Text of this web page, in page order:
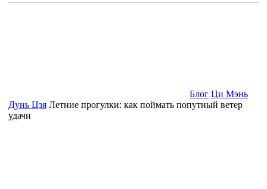
Блог Ци Мэнь
Дунь Цзя Летние прогулки: как поймать попутный ветер
удачи